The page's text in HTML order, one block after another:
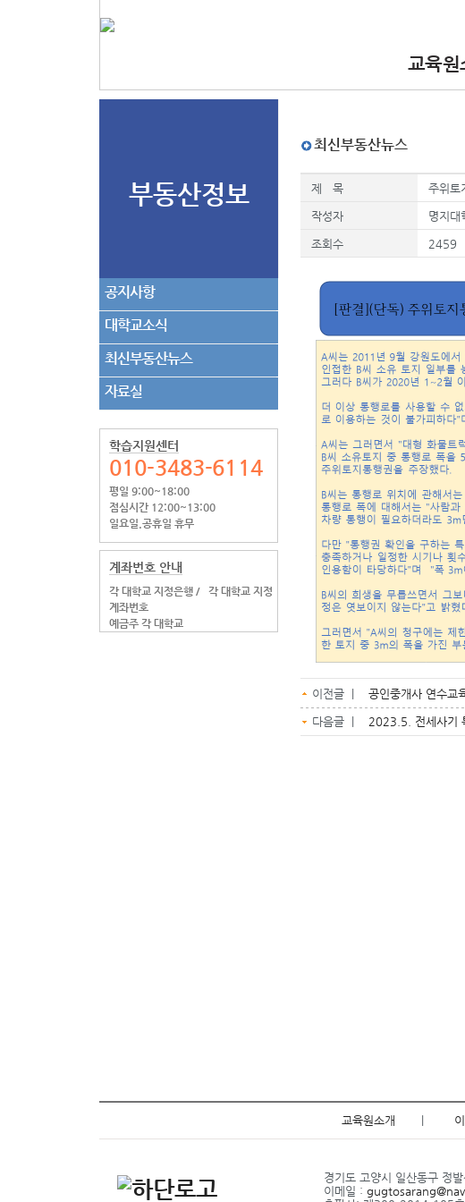
교육원
•인사말
부동산정보
공지사항
대학교소식
최신부동산뉴스
자료실
학습지원센터
010-3483-6114
평일 9:00~18:00
점심시간 12:00~13:00
일요일.공휴일 휴무
계좌번호 안내
각 대학교 지정은행 /
각 대학교 지정
계좌번호
예금주 각 대학교
최신부동산뉴스
제 목 주위토
작성자 명지대
조회수 2459
이전글 | 공인중개사 연수교
다음글 | 2023.5. 전세사기
교육원소개
경기도 고양시 일산동구
이메일 :